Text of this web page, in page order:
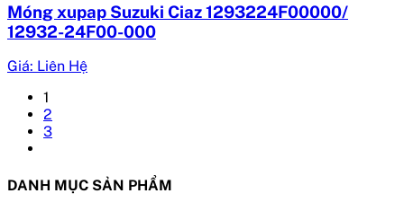
Móng xupap Suzuki Ciaz 1293224F00000/
12932-24F00-000
Giá: Liên Hệ
1
2
3
DANH MỤC SẢN PHẨM